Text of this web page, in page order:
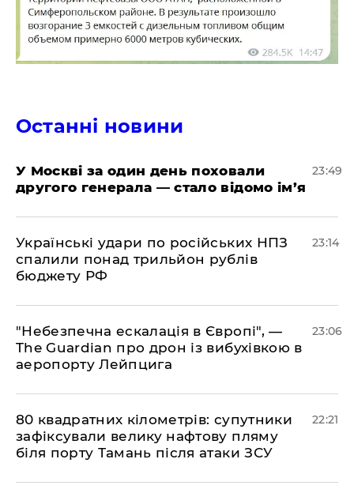
Останні новини
​У Москві за один день поховали
другого генерала — стало відомо ім’я
23:49
​Українські удари по російських НПЗ
спалили понад трильйон рублів
бюджету РФ
23:14
​"Небезпечна ескалація в Європі", —
The Guardian про дрон із вибухівкою в
аеропорту Лейпцига
23:06
​80 квадратних кілометрів: супутники
зафіксували велику нафтову пляму
біля порту Тамань після атаки ЗСУ
22:21